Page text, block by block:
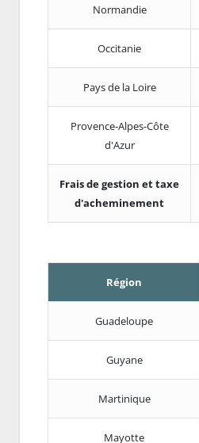
Normandie
Occitanie
Pays de la Loire
Provence-Alpes-Côte
d'Azur
Frais de gestion et taxe
d'acheminement
Région
Guadeloupe
Guyane
Martinique
Mayotte